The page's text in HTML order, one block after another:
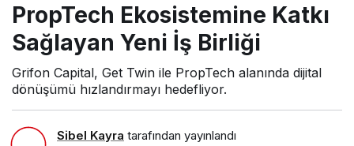
PropTech Ekosistemine Katkı
Sağlayan Yeni İş Birliği
Grifon Capital, Get Twin ile PropTech alanında dijital
dönüşümü hızlandırmayı hedefliyor.
Sibel Kayra tarafından yayınlandı